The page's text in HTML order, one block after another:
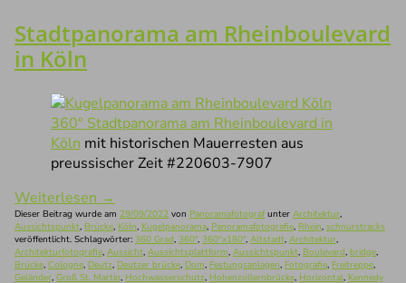
Stadtpanorama am Rheinboulevard
in Köln
360° Stadtpanorama am Rheinboulevard in
Köln mit historischen Mauerresten aus
preussischer Zeit #220603-7907
Weiterlesen →
Dieser Beitrag wurde am 29/09/2022 von Panoramafotografunter Architektur,
Aussichtspunkt, Brücke, Köln, Kugelpanorama, Panoramafotografie, Rhein, schnurstracks
veröffentlicht. Schlagwörter: 360 Grad, 360°, 360°x180°, Altstadt, Architektur,
Architekturfotografie, Aussicht, Aussichtsplattform, Aussichtspunkt, Boulevard, bridge,
Brücke, Cologne, Deutz, Deutzer brücke, Dom, Festungsanlagen, Fotografie, Freitreppe,
Geländer, Groß St. Martin, Hochwasserschutz, Hohenzollernbrücke, Horizontal, Kennedy